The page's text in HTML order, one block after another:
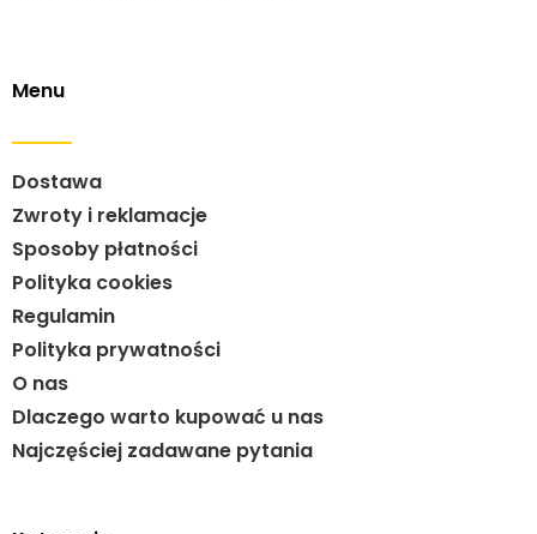
Menu
Dostawa
Zwroty i reklamacje
Sposoby płatności
Polityka cookies
Regulamin
Polityka prywatności
O nas
Dlaczego warto kupować u nas
Najczęściej zadawane pytania